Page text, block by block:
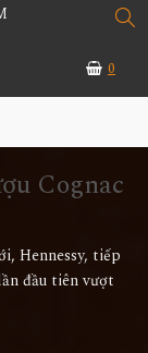
0
Cognac
Hennessy, tiếp
đầu tiên vượt